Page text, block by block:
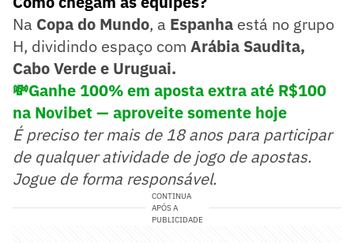
Na Copa do Mundo, a Espanha está no grupo
H, dividindo espaço com Arábia Saudita,
Cabo Verde e Uruguai.
💸Ganhe 100% em aposta extra até R$100
na Novibet — aproveite somente hoje
É preciso ter mais de 18 anos para participar
de qualquer atividade de jogo de apostas.
Jogue de forma responsável.
CONTINUA
APÓS A
PUBLICIDADE